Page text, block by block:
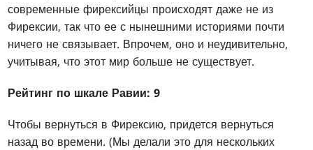
современные фирексийцы происходят даже не из
Фирексии, так что ее с нынешними историями почти
ничего не связывает. Впрочем, оно и неудивительно,
учитывая, что этот мир больше не существует.
Рейтинг по шкале Равии: 9
Чтобы вернуться в Фирексию, придется вернуться
назад во времени. (Мы делали это для нескольких